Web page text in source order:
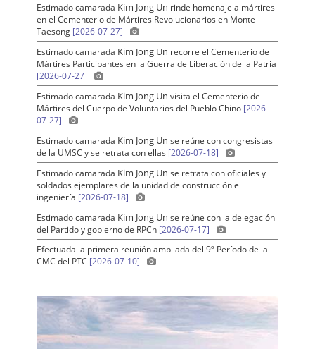
Estimado camarada Kim Jong Un rinde homenaje a mártires
en el Cementerio de Mártires Revolucionarios en Monte
Taesong [2026-07-27]
Estimado camarada Kim Jong Un recorre el Cementerio de
Mártires Participantes en la Guerra de Liberación de la Patria
[2026-07-27]
Estimado camarada Kim Jong Un visita el Cementerio de
Mártires del Cuerpo de Voluntarios del Pueblo Chino [2026-
07-27]
Estimado camarada Kim Jong Un se reúne con congresistas
de la UMSC y se retrata con ellas [2026-07-18]
Estimado camarada Kim Jong Un se retrata con oficiales y
soldados ejemplares de la unidad de construcción e
ingeniería [2026-07-18]
Estimado camarada Kim Jong Un se reúne con la delegación
del Partido y gobierno de RPCh [2026-07-17]
Efectuada la primera reunión ampliada del 9º Período de la
CMC del PTC [2026-07-10]